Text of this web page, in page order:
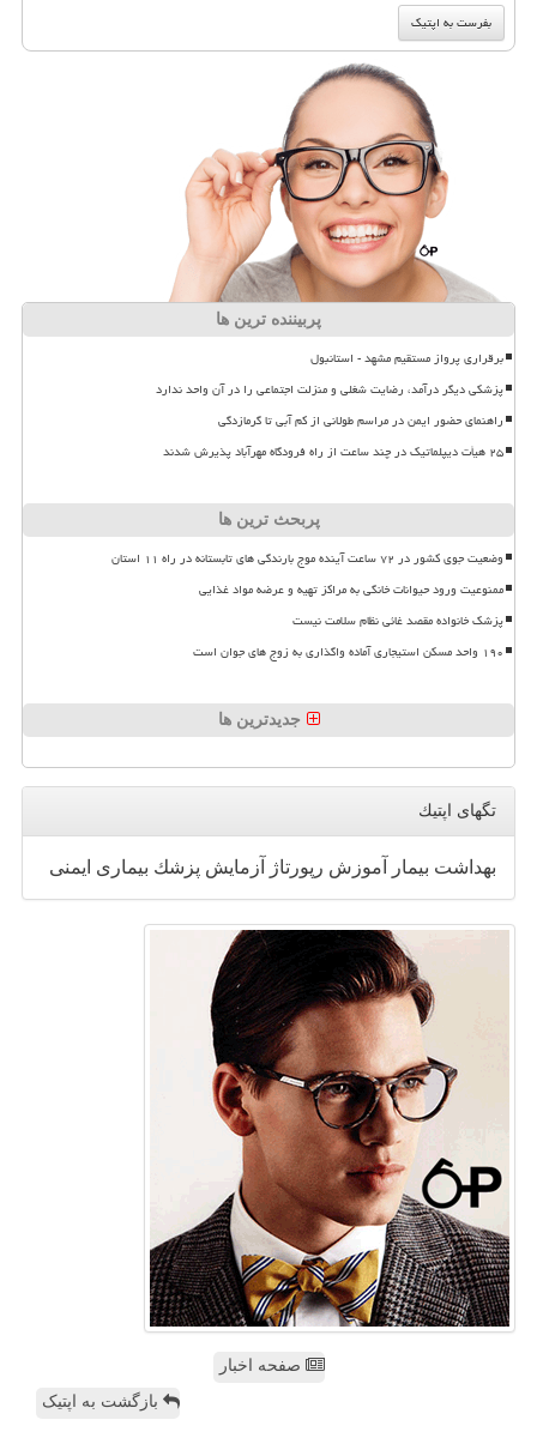
پربیننده ترین ها
برقراری پرواز مستقیم مشهد - استانبول
پزشکی دیگر درآمد، رضایت شغلی و منزلت اجتماعی را در آن واحد ندارد
راهنمای حضور ایمن در مراسم طولانی از کم آبی تا گرمازدگی
۲۵ هیأت دیپلماتیک در چند ساعت از راه فرودگاه مهرآباد پذیرش شدند
پربحث ترین ها
وضعیت جوی کشور در ۷۲ ساعت آینده موج بارندگی های تابستانه در راه ۱۱ استان
ممنوعیت ورود حیوانات خانگی به مراکز تهیه و عرضه مواد غذایی
پزشک خانواده مقصد غائی نظام سلامت نیست
۱۹۰ واحد مسکن استیجاری آماده واگذاری به زوج های جوان است
جدیدترین ها
تگهای اپتیك
بهداشت بیمار آموزش رپورتاژ آزمایش پزشك بیماری ایمنی
صفحه اخبار
بازگشت به اپتیک